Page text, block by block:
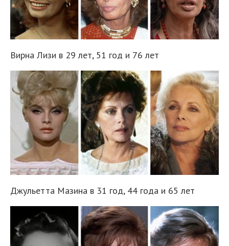
Вирна Лизи в 29 лет, 51 год и 76 лет
Джульетта Мазина в 31 год, 44 года и 65 лет